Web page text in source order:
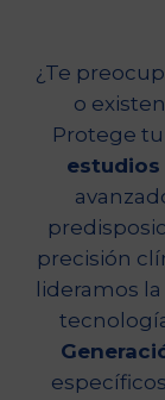
¿Te
o
Protege
precisión
lideramos